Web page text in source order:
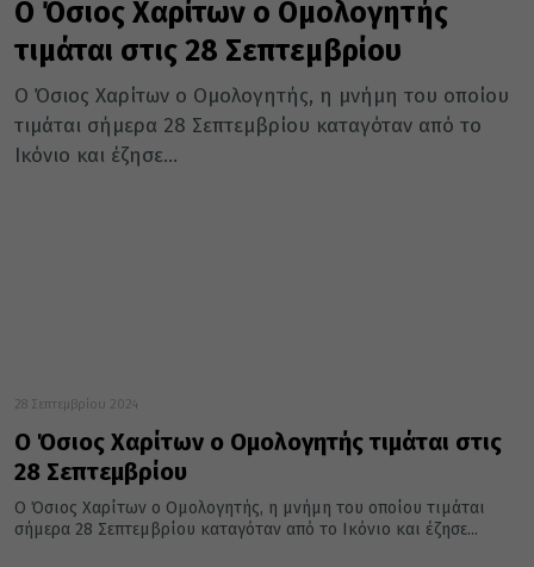
Ο Όσιος Χαρίτων ο Ομολογητής
τιμάται στις 28 Σεπτεμβρίου
Ο Όσιος Χαρίτων ο Ομολογητής, η μνήμη του οποίου
τιμάται σήμερα 28 Σεπτεμβρίου καταγόταν από το
Ικόνιο και έζησε...
28 Σεπτεμβρίου 2024
Ο Όσιος Χαρίτων ο Ομολογητής τιμάται στις
28 Σεπτεμβρίου
Ο Όσιος Χαρίτων ο Ομολογητής, η μνήμη του οποίου τιμάται
σήμερα 28 Σεπτεμβρίου καταγόταν από το Ικόνιο και έζησε...